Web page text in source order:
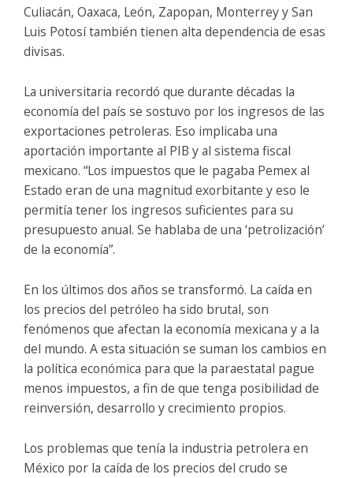
Culiacán, Oaxaca, León, Zapopan, Monterrey y San
Luis Potosí también tienen alta dependencia de esas
divisas.
La universitaria recordó que durante décadas la
economía del país se sostuvo por los ingresos de las
exportaciones petroleras. Eso implicaba una
aportación importante al PIB y al sistema fiscal
mexicano. “Los impuestos que le pagaba Pemex al
Estado eran de una magnitud exorbitante y eso le
permitía tener los ingresos suficientes para su
presupuesto anual. Se hablaba de una ‘petrolización’
de la economía”.
En los últimos dos años se transformó. La caída en
los precios del petróleo ha sido brutal, son
fenómenos que afectan la economía mexicana y a la
del mundo. A esta situación se suman los cambios en
la política económica para que la paraestatal pague
menos impuestos, a fin de que tenga posibilidad de
reinversión, desarrollo y crecimiento propios.
Los problemas que tenía la industria petrolera en
México por la caída de los precios del crudo se